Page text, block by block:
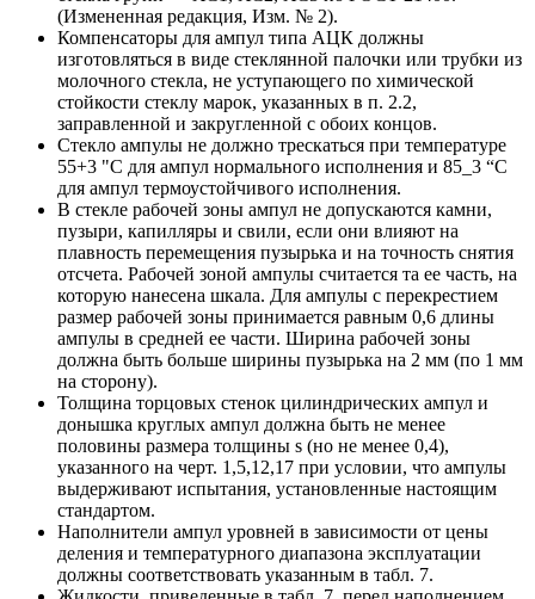
(Измененная редакция, Изм. № 2).
Компенсаторы для ампул типа АЦК должны
изготовляться в виде стеклянной палочки или трубки из
молочного стекла, не уступающего по химической
стойкости стеклу марок, указанных в п. 2.2,
заправленной и закругленной с обоих концов.
Стекло ампулы не должно трескаться при температуре
55+3 "С для ампул нормального исполнения и 85_3 “С
для ампул термоустойчивого исполнения.
В стекле рабочей зоны ампул не допускаются камни,
пузыри, капилляры и свили, если они влияют на
плавность перемещения пузырька и на точность снятия
отсчета. Рабочей зоной ампулы считается та ее часть, на
которую нанесена шкала. Для ампулы с перекрестием
размер рабочей зоны принимается равным 0,6 длины
ампулы в средней ее части. Ширина рабочей зоны
должна быть больше ширины пузырька на 2 мм (по 1 мм
на сторону).
Толщина торцовых стенок цилиндрических ампул и
донышка круглых ампул должна быть не менее
половины размера толщины s (но не менее 0,4),
указанного на черт. 1,5,12,17 при условии, что ампулы
выдерживают испытания, установленные настоящим
стандартом.
Наполнители ампул уровней в зависимости от цены
деления и температурного диапазона эксплуатации
должны соответствовать указанным в табл. 7.